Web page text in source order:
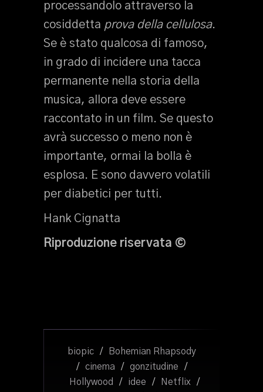
processandolo attraverso la
cosiddetta prova della cellulosa.
Se è stato qualcosa di famoso,
in grado di incidere una tacca
permanente nella storia della
musica, allora deve essere
raccontato in un film. Se questo
avrà successo o meno non è
importante, ormai la bolla è
esplosa. E sono davvero volatili
per diabetici per tutti.
Hank Cignatta
Riproduzione riservata ©
biopic /
Bohemian Rhapsody
/
cinema / gonzitudine
/
Hollywood
/ idee / Netflix
/